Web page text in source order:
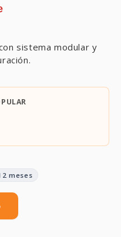
sistema modular y
meses